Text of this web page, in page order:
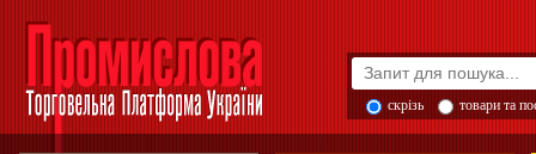
скрізь товари та